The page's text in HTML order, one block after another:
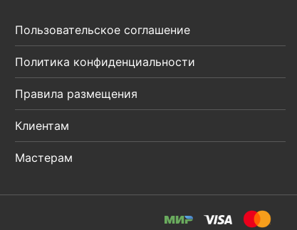
Пользовательское соглашение
Политика конфиденциальности
Правила размещения
Клиентам
Мастерам